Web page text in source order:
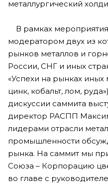
металлургический
В рамках
модератором двух из
рынков металлов и
России, СНГ и иных
«Успехи на рынках иных
цинк, кобальт, лом,
дискуссии саммита
директор РАСПП
лидерами отрасли
промышленности
рынка. На саммит мы
Союза – Корпорацию
во главе с